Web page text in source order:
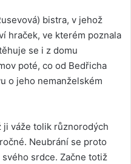
bistra, v jehož
hraček, ve kterém poznala
se i z domu
poté, co od Bedřicha
o jeho nemanželském
ji váže tolik různorodých
Neubrání se proto
srdce. Začne totiž